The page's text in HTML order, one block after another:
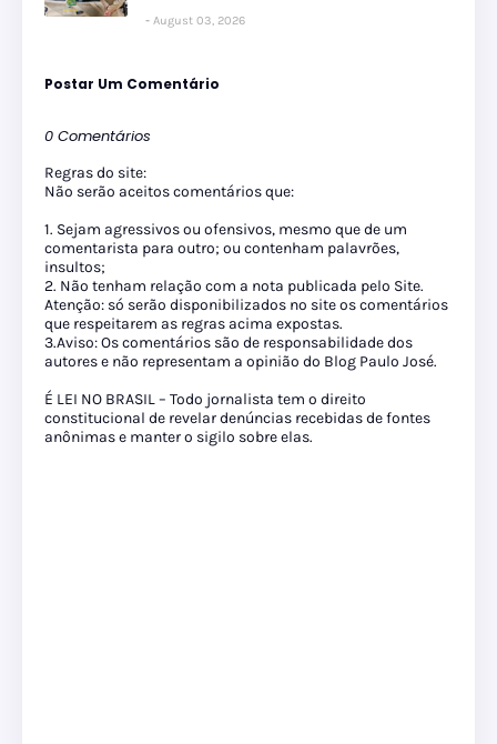
August 03, 2026
Postar Um Comentário
0 Comentários
Regras do site:
Não serão aceitos comentários que:
1. Sejam agressivos ou ofensivos, mesmo que de um
comentarista para outro; ou contenham palavrões,
insultos;
2. Não tenham relação com a nota publicada pelo Site.
Atenção: só serão disponibilizados no site os comentários
que respeitarem as regras acima expostas.
3.Aviso: Os comentários são de responsabilidade dos
autores e não representam a opinião do Blog Paulo José.
É LEI NO BRASIL – Todo jornalista tem o direito
constitucional de revelar denúncias recebidas de fontes
anônimas e manter o sigilo sobre elas.